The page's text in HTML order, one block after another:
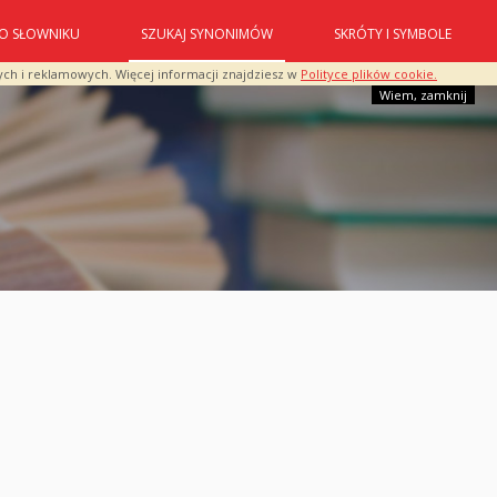
i reklamowych. Więcej informacji znajdziesz w Polityce plików cookie.
Wiem, zamknij
O SŁOWNIKU SZUKAJ SYNONIMÓW SKRÓTY I SYMBOLE